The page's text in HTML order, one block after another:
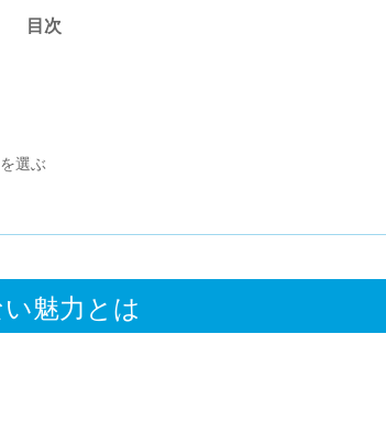
目次
選ぶ
魅力とは